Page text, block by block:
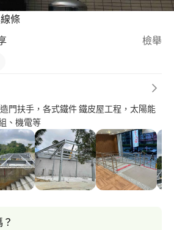
條
檢舉
門扶手，各式鐵件 鐵皮屋工程，太陽能
、機電等